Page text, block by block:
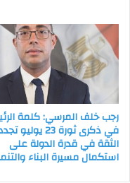
رجب خلف المرسي: كلمة
في ذكرى ثورة 23 يوليو
الثقة في قدرة الدولة على
استكمال مسيرة البناء